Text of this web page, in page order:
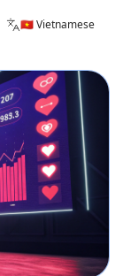
🇻🇳 Vietnamese